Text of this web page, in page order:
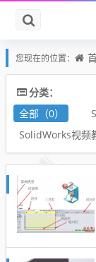
您现在的位置：
分类：
全部（0）
SolidWorks视频